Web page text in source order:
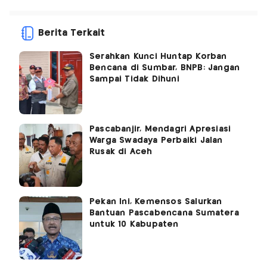
Berita Terkait
Serahkan Kunci Huntap Korban
Bencana di Sumbar, BNPB: Jangan
Sampai Tidak Dihuni
Pascabanjir, Mendagri Apresiasi
Warga Swadaya Perbaiki Jalan
Rusak di Aceh
Pekan Ini, Kemensos Salurkan
Bantuan Pascabencana Sumatera
untuk 10 Kabupaten